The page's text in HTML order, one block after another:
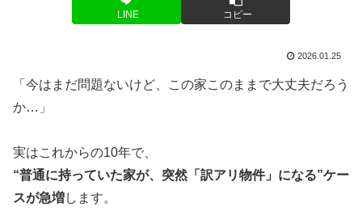
LINE コピー
2026.01.25
「今はまだ問題ないけど、この家このままで大丈夫だろう
か…」
実はこれからの10年で、
“普通に持っていた家が、突然「訳アリ物件」になる”ケー
スが急増します。